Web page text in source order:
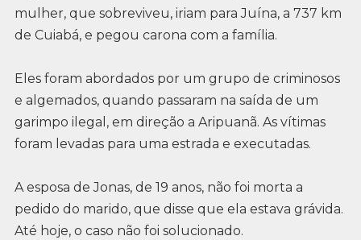
mulher, que sobreviveu, iriam para Juína, a 737 km
de Cuiabá, e pegou carona com a família.
Eles foram abordados por um grupo de criminosos
e algemados, quando passaram na saída de um
garimpo ilegal, em direção a Aripuanã. As vítimas
foram levadas para uma estrada e executadas.
A esposa de Jonas, de 19 anos, não foi morta a
pedido do marido, que disse que ela estava grávida.
Até hoje, o caso não foi solucionado.